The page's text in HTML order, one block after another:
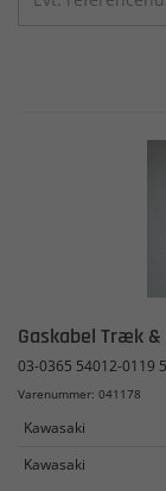
Gaskabel Træk &
03-0365 54012-0119
Varenummer: 041178
Kawasaki
Kawasaki